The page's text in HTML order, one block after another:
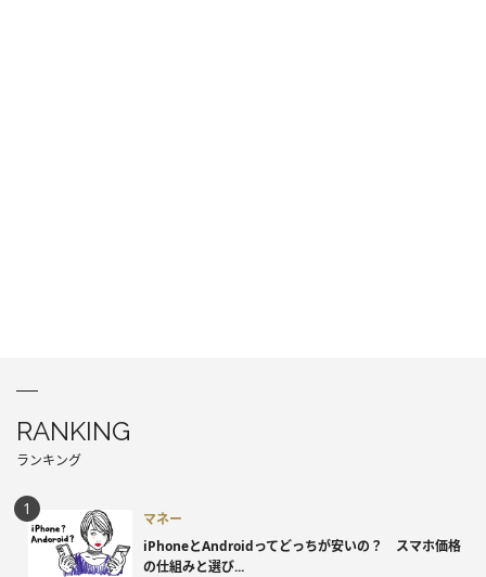
RANKING
ランキング
マネー
iPhoneとAndroidってどっちが安いの？ スマホ価格
の仕組みと選び...